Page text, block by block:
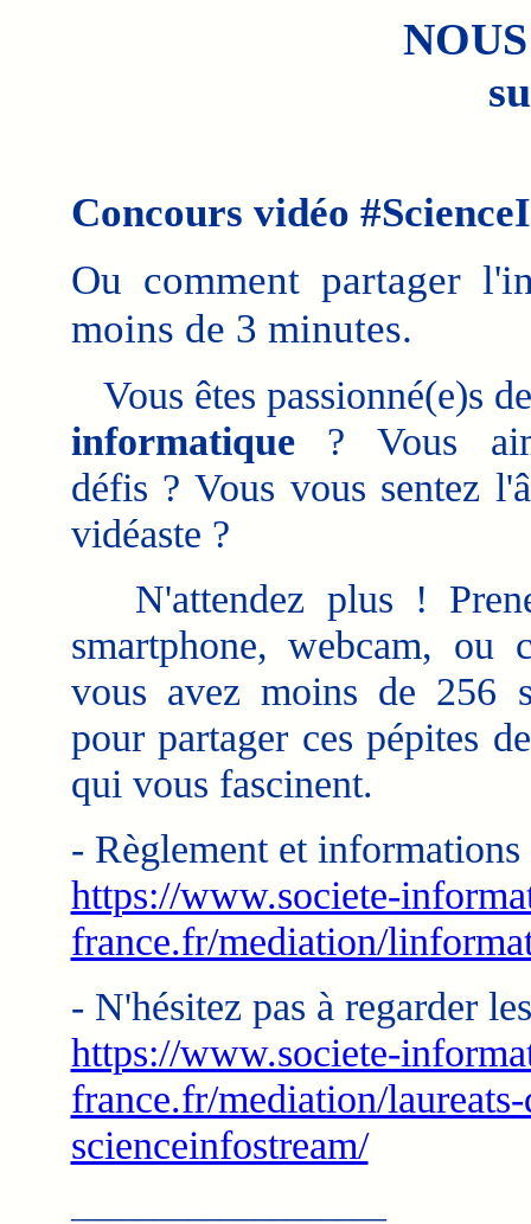
Concours vidéo
Ou comment partager
moins de 3 minutes.
Vous êtes passionné(e)s
informatique? Vous
défis ? Vous vous sentez
vidéaste ?
N'attendez plus !
smartphone, webcam, ou
vous avez moins de 256
pour partager ces pépites
qui vous fascinent.
- Règlement et informations
https://www.societe-
france.fr/mediation/
- N'hésitez pas à regarder
https://www.societe-
france.fr/mediation/
scienceinfostream/